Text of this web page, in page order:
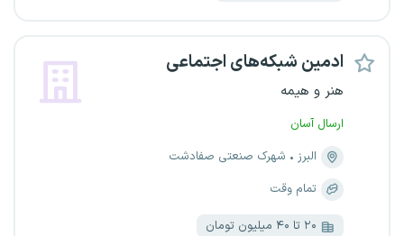
ادمین شبکه‌های اجتماعی
هنر و هیمه
ارسال آسان
البرز
شهرک صنعتی صفادشت
تمام وقت
۲۰ تا ۴۰ میلیون تومان